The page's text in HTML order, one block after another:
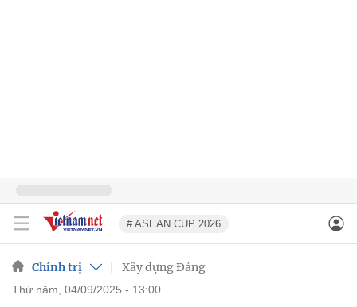
# ASEAN CUP 2026
Chính trị Xây dựng Đảng
thứ năm, 04/09/2025 - 13:00